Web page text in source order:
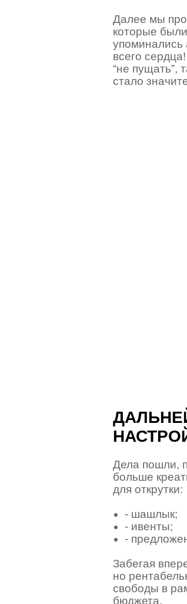
Далее мы
которые
упоминались
всего
“не пущать”,
стало
Дела пошли,
больше
для открутки:
- шашлык;
- ивенты;
-
Забегая
но
свободы в
бюджета.